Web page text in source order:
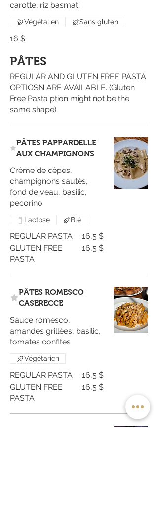
carotte, riz basmati
16 $
Végétalien Sans gluten
PÂTES
REGULAR AND GLUTEN FREE PASTA
OPTIOSN ARE AVAILABLE. (Gluten
Free Pasta ption might not be the
same shape)
PÂTES PAPPARDELLE
AUX CHAMPIGNONS
Crème de cèpes,
champignons sautés,
fond de veau, basilic,
pecorino
REGULAR PASTA
16,5 $
GLUTEN FREE
PASTA
16,5 $
Lactose Blé
PÂTES ROMESCO
CASERECCE
Sauce romesco,
amandes grillées, basilic,
tomates confites
REGULAR PASTA
16,5 $
GLUTEN FREE
PASTA
16,5 $
Végétarien